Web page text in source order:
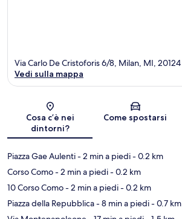
Mappa
Via Carlo De Cristoforis 6/8, Milan, MI, 20124
Vedi sulla mappa
Cosa c’è nei
dintorni?
Come spostarsi
Piazza Gae Aulenti- 2 min a piedi- 0.2 km
Corso Como- 2 min a piedi- 0.2 km
10 Corso Como- 2 min a piedi- 0.2 km
Piazza della Repubblica- 8 min a piedi- 0.7 km